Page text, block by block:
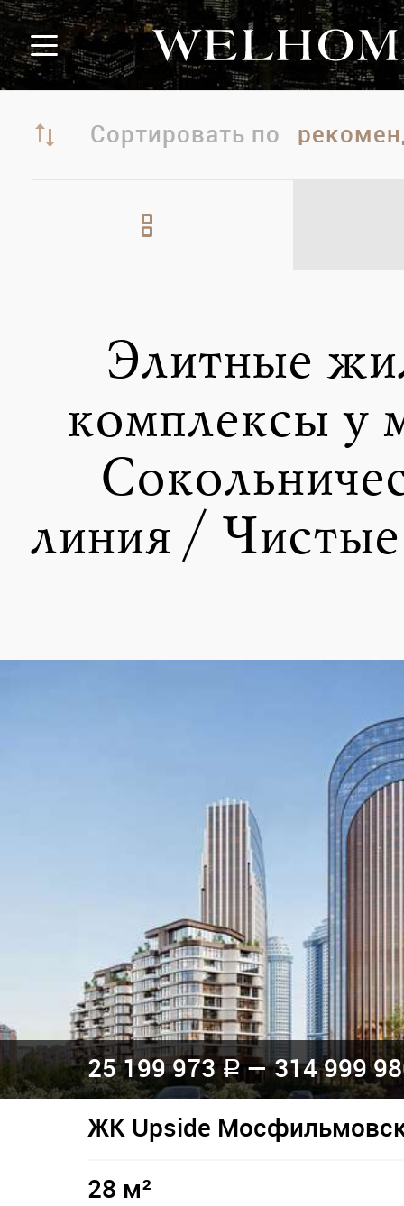
Сортировать по
Элитные
комплексы у
линия /
25 199 973 a— 314 999
ЖК Upside
28 м²